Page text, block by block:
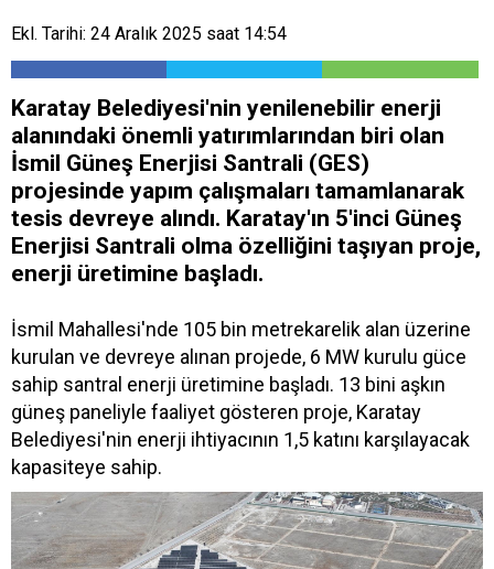
Ekl. Tarihi: 24 Aralık 2025 saat 14:54
Karatay Belediyesi'nin yenilenebilir enerji
alanındaki önemli yatırımlarından biri olan
İsmil Güneş Enerjisi Santrali (GES)
projesinde yapım çalışmaları tamamlanarak
tesis devreye alındı. Karatay'ın 5'inci Güneş
Enerjisi Santrali olma özelliğini taşıyan proje,
enerji üretimine başladı.
İsmil Mahallesi'nde 105 bin metrekarelik alan üzerine
kurulan ve devreye alınan projede, 6 MW kurulu güce
sahip santral enerji üretimine başladı. 13 bini aşkın
güneş paneliyle faaliyet gösteren proje, Karatay
Belediyesi'nin enerji ihtiyacının 1,5 katını karşılayacak
kapasiteye sahip.